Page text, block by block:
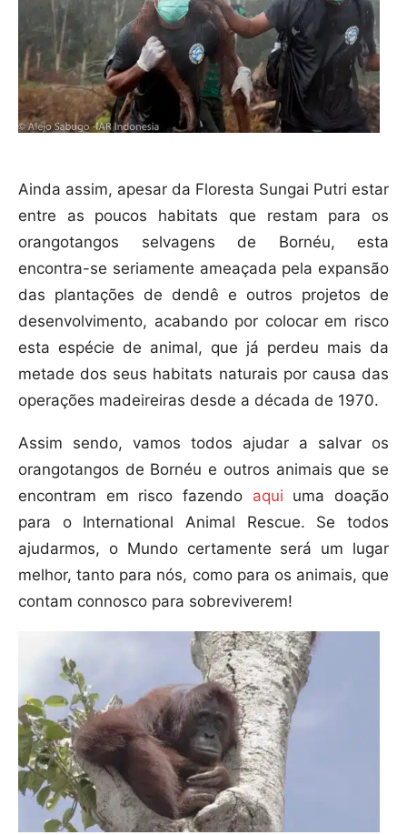
Ainda assim, apesar da Floresta Sungai Putri estar
entre as poucos habitats que restam para os
orangotangos selvagens de Bornéu, esta
encontra-se seriamente ameaçada pela expansão
das plantações de dendê e outros projetos de
desenvolvimento, acabando por colocar em risco
esta espécie de animal, que já perdeu mais da
metade dos seus habitats naturais por causa das
operações madeireiras desde a década de 1970.
Assim sendo, vamos todos ajudar a salvar os
orangotangos de Bornéu e outros animais que se
encontram em risco fazendo aqui uma doação
para o International Animal Rescue. Se todos
ajudarmos, o Mundo certamente será um lugar
melhor, tanto para nós, como para os animais, que
contam connosco para sobreviverem!